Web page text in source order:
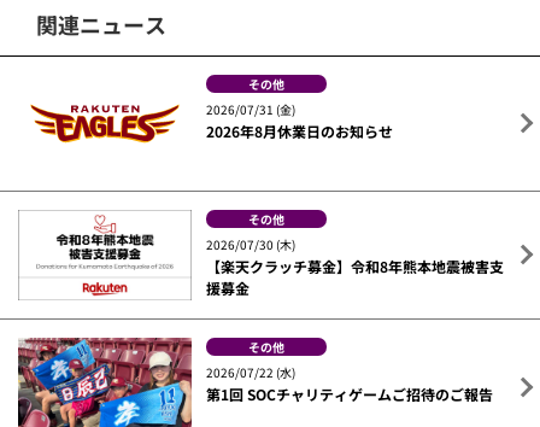
関連ニュース
その他
2026/07/31 (金)
2026年8月休業日のお知らせ
その他
2026/07/30 (木)
【楽天クラッチ募金】令和8年熊本地震被害支
援募金
その他
2026/07/22 (水)
第1回 SOCチャリティゲームご招待のご報告